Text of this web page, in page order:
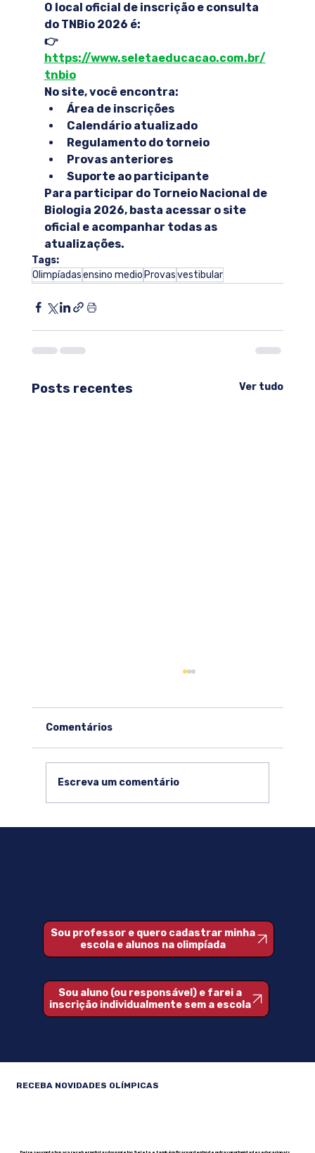
O local oficial de inscrição e consulta
do TNBio 2026 é:
👉
https://www.seletaeducacao.com.br/
tnbio
No site, você encontra:
Área de inscrições
Calendário atualizado
Regulamento do torneio
Provas anteriores
Suporte ao participante
Para participar do Torneio Nacional de
Biologia 2026, basta acessar o site
oficial e acompanhar todas as
atualizações.
Tags:
Olimpíadasensino medioProvasvestibular
Posts recentes Ver tudo
Comentários
Escreva um comentário
Sou professor e quero cadastrar minha
escola e alunos na olimpíada
Sou aluno (ou responsável) e farei a
inscrição individualmente sem a escola
RECEBA NOVIDADES OLÍMPICAS